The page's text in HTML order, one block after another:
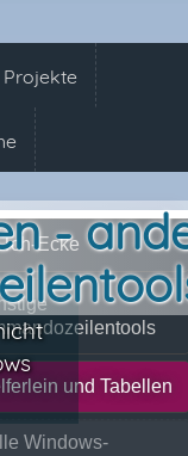
Projekte
Ecke
und Tabellen
Windows-
-